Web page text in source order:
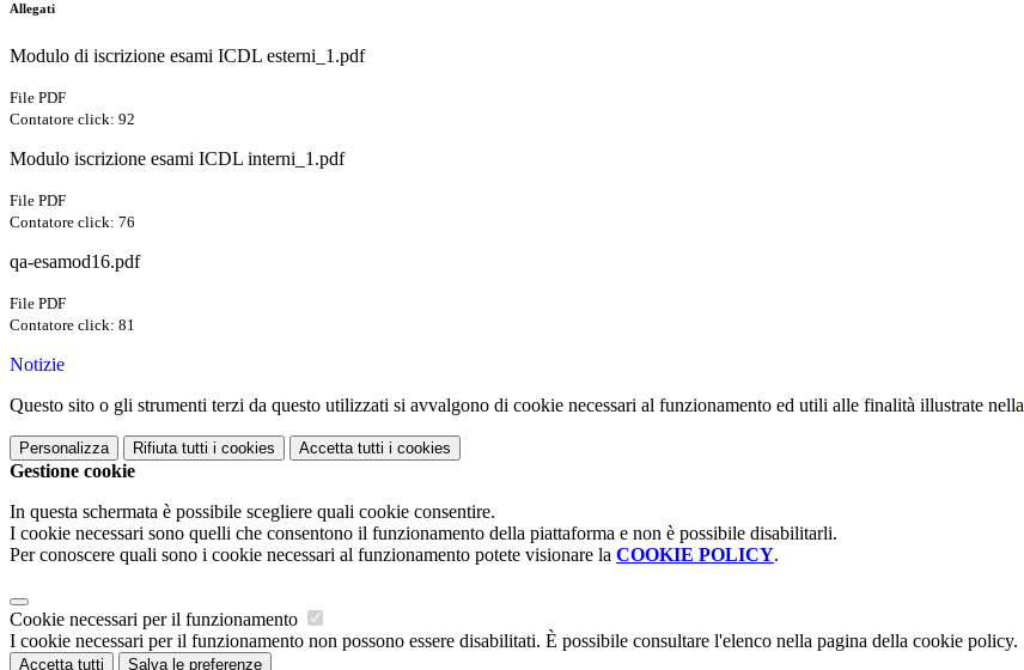
Allegati
Modulo di iscrizione esami ICDL esterni_1.pdf
File PDF
Contatore click: 92
Modulo iscrizione esami ICDL interni_1.pdf
File PDF
Contatore click: 76
qa-esamod16.pdf
File PDF
Contatore click: 81
Notizie
Questo sito o gli strumenti terzi da questo utilizzati si avvalgono di cookie necessari al funzionamento ed utili alle finalità illustrate nella
Personalizza Rifiuta tutti i cookies Accetta tutti i cookies
Gestione cookie
In questa schermata è possibile scegliere quali cookie consentire.
I cookie necessari sono quelli che consentono il funzionamento della piattaforma e non è possibile disabilitarli.
Per conoscere quali sono i cookie necessari al funzionamento potete visionare la COOKIE POLICY.
Cookie necessari per il funzionamento
I cookie necessari per il funzionamento non possono essere disabilitati. È possibile consultare l'elenco nella pagina della cookie policy.
Accetta tutti Salva le preferenze